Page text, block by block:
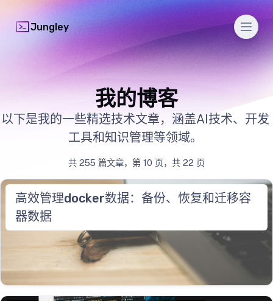
Jungley
我的博客
以下是我的一些精选技术文章，涵盖AI技术、开发
工具和知识管理等领域。
共 255 篇文章，第 10 页，共 22 页
高效管理docker数据：备份、恢复和迁移容
器数据